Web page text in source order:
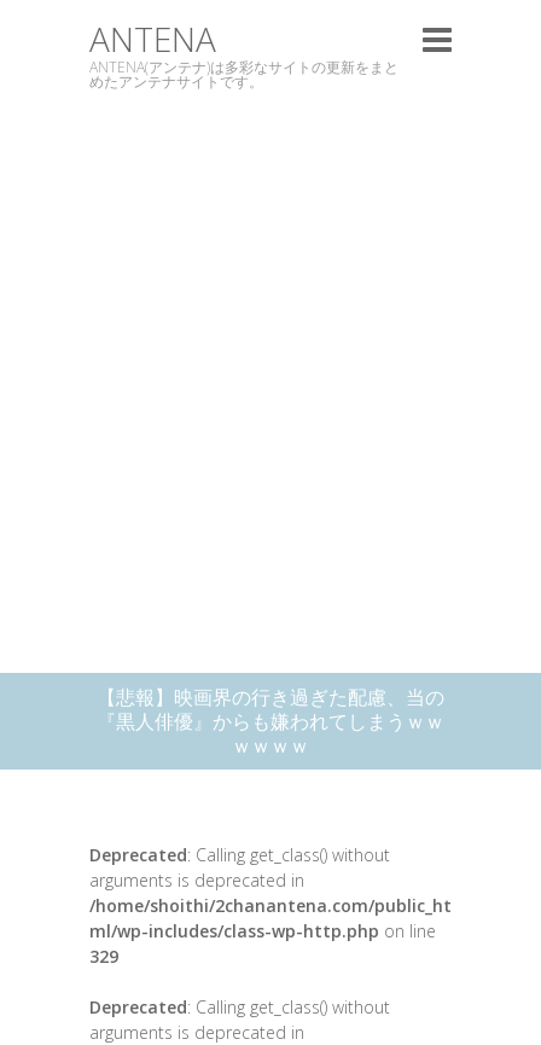
ANTENA
ANTENA(アンテナ)は多彩なサイトの更新をまと
めたアンテナサイトです。
【悲報】映画界の行き過ぎた配慮、当の
『黒人俳優』からも嫌われてしまうｗｗ
ｗｗｗｗ
Deprecated: Calling get_class() without
arguments is deprecated in
/home/shoithi/2chanantena.com/public_ht
ml/wp-includes/class-wp-http.php on line
329
Deprecated: Calling get_class() without
arguments is deprecated in